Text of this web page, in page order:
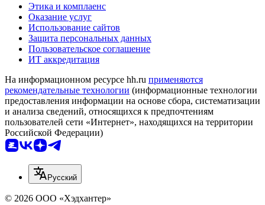
Этика и комплаенс
Оказание услуг
Использование сайтов
Защита персональных данных
Пользовательское соглашение
ИТ аккредитация
На информационном ресурсе hh.ru применяются
рекомендательные технологии (информационные технологии
предоставления информации на основе сбора, систематизации
и анализа сведений, относящихся к предпочтениям
пользователей сети «Интернет», находящихся на территории
Российской Федерации)
Русский
© 2026 ООО «Хэдхантер»